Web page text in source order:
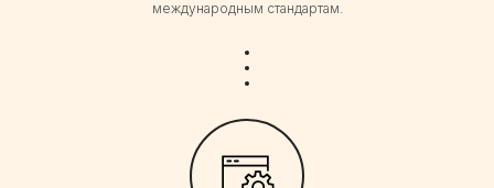
международным стандартам.